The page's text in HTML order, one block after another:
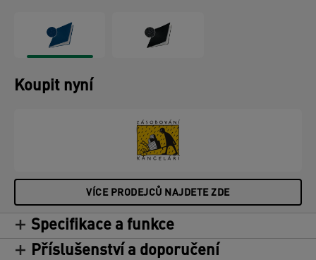
Koupit nyní
VÍCE PRODEJCŮ NAJDETE ZDE
Specifikace a funkce
Příslušenství a doporučení